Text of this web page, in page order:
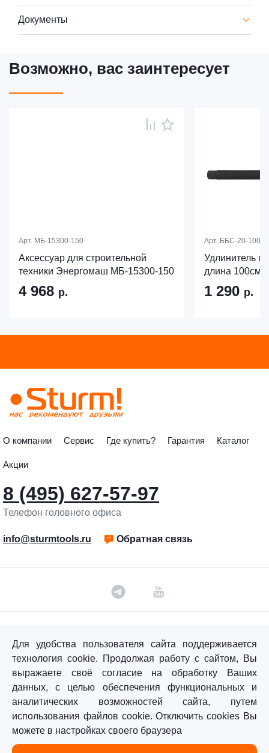
Документы
Возможно, вас заинтересует
Арт. МБ-15300-150
Аксессуар для строительной
техники Энергомаш МБ-15300-150
4 968 р.
Арт. ББС-20-100
Удлинитель
длина
1 290 р.
О компании Сервис Где купить? Гарантия Каталог
Акции
8 (495) 627-57-97
Телефон головного офиса
info@sturmtools.ru Обратная связь
Все права защищены.
Политика обработки персональных данных
Согласие на обработку персональных данных
Главная Каталог Сравнение
Для удобства пользователя сайта поддерживается
технология cookie. Продолжая работу с сайтом, Вы
выражаете своё согласие на обработку Ваших
данных, с целью обеспечения функциональных и
аналитических возможностей сайта, путем
использования файлов cookie. Отключить cookies Вы
можете в настройках своего браузера